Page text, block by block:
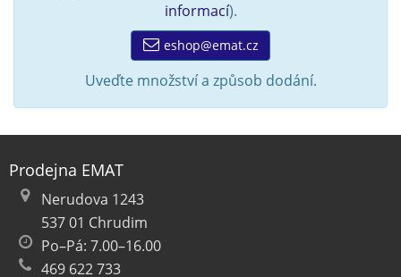
informací).
eshop@emat.cz
Uveďte množství a způsob dodání.
Prodejna EMAT
Nerudova 1243
537 01 Chrudim
Po–Pá: 7.00–16.00
469 622 733